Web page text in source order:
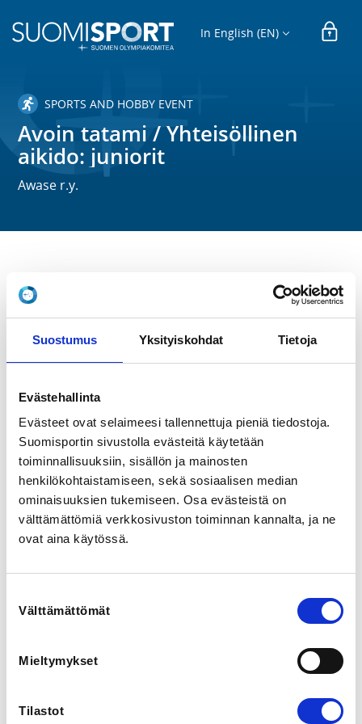
Suostumus Yksityiskohdat Tietoja
Evästehallinta
Evästeet ovat selaimeesi tallennettuja pieniä tiedostoja.
Suomisportin sivustolla evästeitä käytetään
toiminnallisuuksiin, sisällön ja mainosten
henkilökohtaistamiseen, sekä sosiaalisen median
ominaisuuksien tukemiseen. Osa evästeistä on
välttämättömiä verkkosivuston toiminnan kannalta, ja ne
ovat aina käytössä.
valinta
Välttämättömät
Mieltymykset
Tilastot
In English (EN)
SPORTS AND HOBBY EVENT
Avoin tatami / Yhteisöllinen
aikido: juniorit
Awase r.y.
Sa 4.10.2025 at 11:00 - 13:30
LOCATION
ランド
LOCALITY
Helsinki
SPORTS
Aikido
Iiris Nikula